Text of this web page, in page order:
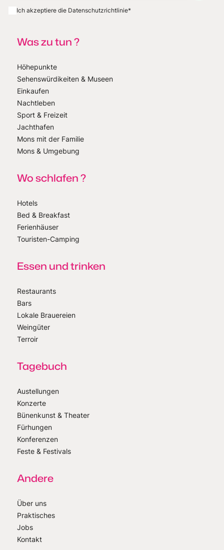
Ich akzeptiere die Datenschutzrichtlinie*
Was zu tun ?
Höhepunkte
Sehenswürdikeiten & Museen
Einkaufen
Nachtleben
Sport & Freizeit
Jachthafen
Mons mit der Familie
Mons & Umgebung
Wo schlafen ?
Hotels
Bed & Breakfast
Ferienhäuser
Touristen-Camping
Essen und trinken
Restaurants
Bars
Lokale Brauereien
Weingüter
Terroir
Tagebuch
Austellungen
Konzerte
Bünenkunst & Theater
Fürhungen
Konferenzen
Feste & Festivals
Andere
Über uns
Praktisches
Jobs
Kontakt